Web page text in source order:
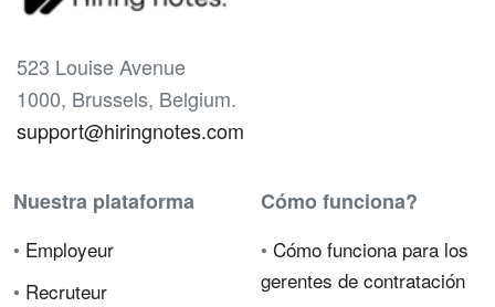
523 Louise Avenue
1000, Brussels, Belgium.
support@hiringnotes.com
Nuestra plataforma
• Employeur
• Recruteur
Cómo funciona?
• Cómo funciona para los
gerentes de contratación